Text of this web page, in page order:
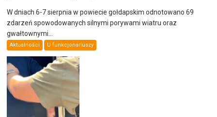
W dniach 6-7 sierpnia w powiecie gołdapskim odnotowano 69
zdarzeń spowodowanych silnymi porywami wiatru oraz
gwałtownymi...
Aktualności U funkcjonariuszy